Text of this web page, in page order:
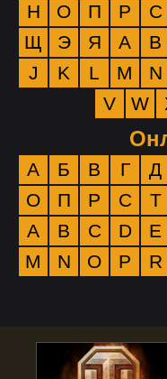
Н
О П Р С
Щ
Э Я A B
J
K L M N
V
W
А Б В Г Д
О
П Р С Т
A
B C D E
M
N O P R